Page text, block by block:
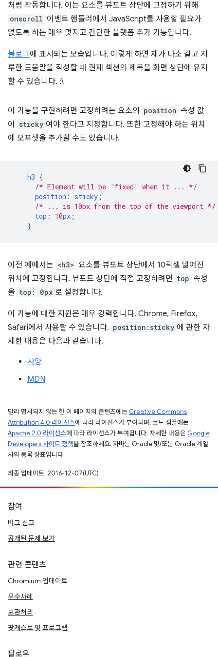
처럼 작동합니다. 이는 요소를 뷰포트 상단에 고정하기 위해
onscroll 이벤트 핸들러에서 JavaScript를 사용할 필요가
없도록 하는 매우 멋지고 간단한 플랫폼 추가 기능입니다.
블로그에 표시되는 모습입니다. 이렇게 하면 제가 다소 길고 지
루한 도움말을 작성할 때 현재 섹션의 제목을 화면 상단에 유지
할 수 있습니다. :\
이 기능을 구현하려면 고정하려는 요소의 position 속성 값
이
sticky 여야 한다고 지정합니다. 또한 고정해야 하는 위치
에 오프셋을 추가할 수도 있습니다.
h3 {
/* Element will be 'fixed' when it ... */
position : sticky ;
/* ... is 10px from the top of the viewport */
top : 10px ;
}
이전 예에서는 <h3> 요소를 뷰포트 상단에서 10픽셀 떨어진
위치에 고정합니다. 뷰포트 상단에 직접 고정하려면 top 속성
을 top: 0px 로 설정합니다.
이 기능에 대한 지원은 매우 강력합니다. Chrome, Firefox,
Safari에서 사용할 수 있습니다. position:sticky 에 관한 자
세한 내용은 다음과 같습니다.
사양
MDN
달리 명시되지 않는 한 이 페이지의 콘텐츠에는 Creative Commons
Attribution 4.0 라이선스에 따라 라이선스가 부여되며, 코드 샘플에는
Apache 2.0 라이선스에 따라 라이선스가 부여됩니다. 자세한 내용은 Google
Developers 사이트 정책을 참조하세요. 자바는 Oracle 및/또는 Oracle 계열
사의 등록 상표입니다.
최종 업데이트: 2016-12-07(UTC)
참여
버그 신고
공개된 문제 보기
관련 콘텐츠
Chromium 업데이트
우수사례
보관처리
팟캐스트 및 프로그램
팔로우